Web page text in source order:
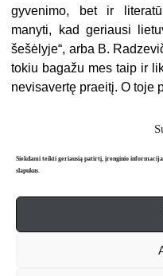
Siekdami teikti geriausią patirtį, įrenginio
slapukus.
gyvenimo, bet ir
manyti, kad geriausi
šešėlyje“, arba B.
tokiu bagažu mes taip ir
nevisavertę praeitį. O toje
Apie mus